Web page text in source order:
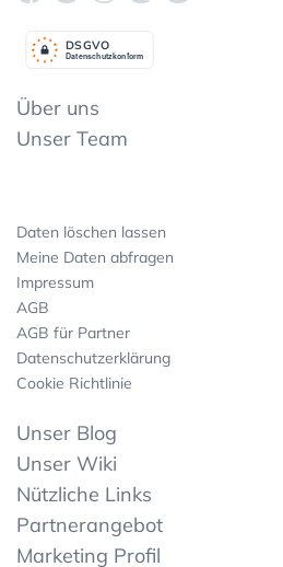
Datenschutzkonform
DSGVO
Über uns
Unser Team
Daten löschen lassen
Meine Daten abfragen
Impressum
AGB
AGB für Partner
Datenschutzerklärung
Cookie Richtlinie
Unser Blog
Unser Wiki
Nützliche Links
Partnerangebot
Marketing Profil